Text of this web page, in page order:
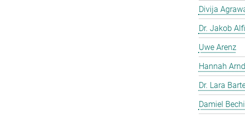
Divija
Dr. Jakob
Uwe Arenz
Hannah
Dr. Lara
Damiel